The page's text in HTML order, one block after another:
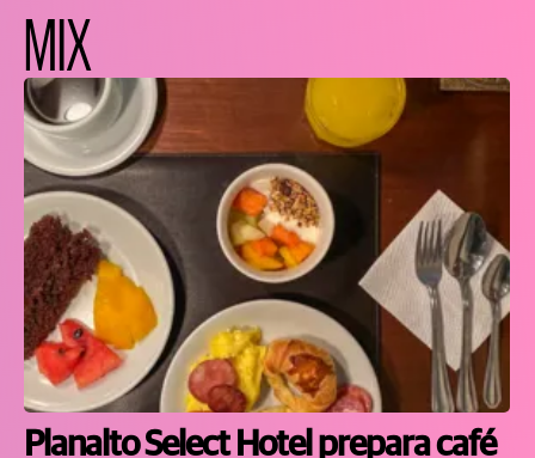
MIX
Planalto Select Hotel prepara café